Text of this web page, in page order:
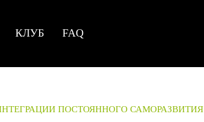
КЛУБ FAQ
ПОСТОЯННОГО